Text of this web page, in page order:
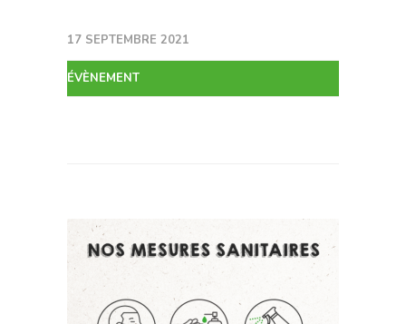
17 SEPTEMBRE 2021
ÉVÈNEMENT